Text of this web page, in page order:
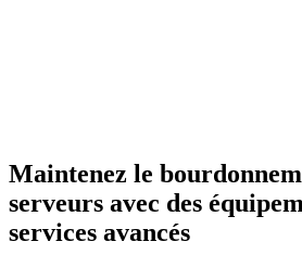
Maintenez le
serveurs avec des
services avancés